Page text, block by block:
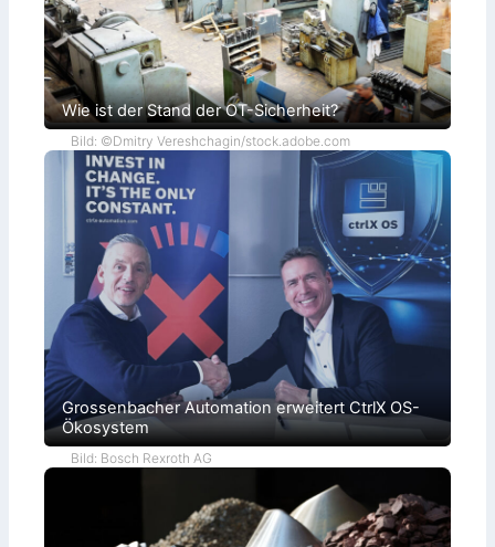
Wie ist der Stand der OT-Sicherheit?
Bild: ©Dmitry Vereshchagin/stock.adobe.com
Grossenbacher Automation erweitert CtrlX OS-
Ökosystem
Bild: Bosch Rexroth AG